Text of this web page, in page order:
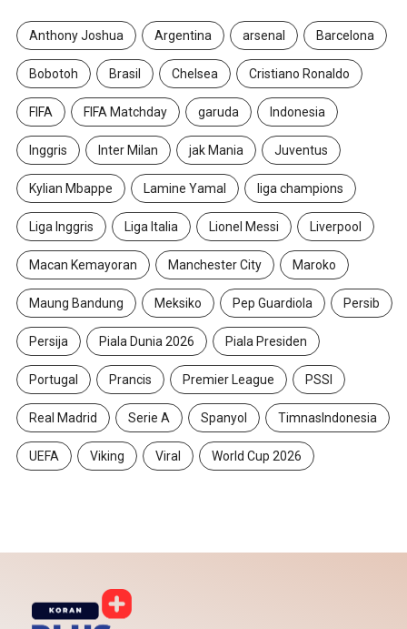
Anthony Joshua Argentina arsenal Barcelona
Bobotoh Brasil Chelsea Cristiano Ronaldo
FIFA FIFA Matchday garuda Indonesia
Inggris Inter Milan jak Mania Juventus
Kylian Mbappe Lamine Yamal liga champions
Liga Inggris Liga Italia Lionel Messi Liverpool
Macan Kemayoran Manchester City Maroko
Maung Bandung Meksiko Pep Guardiola Persib
Persija Piala Dunia 2026 Piala Presiden
Portugal Prancis Premier League PSSI
Real Madrid Serie A Spanyol TimnasIndonesia
UEFA Viking Viral World Cup 2026